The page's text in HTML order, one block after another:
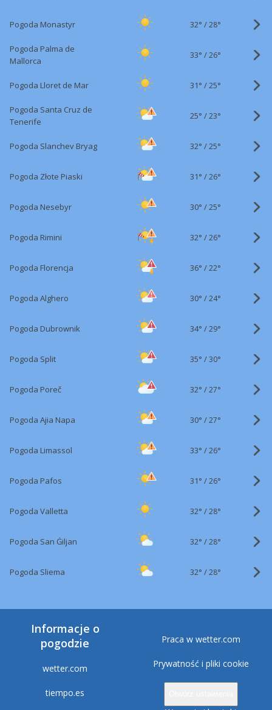
Pogoda Monastyr 32° /28°
Pogoda Palma de
Mallorca
33° /26°
Pogoda Lloret de Mar 31° /25°
Pogoda Santa Cruz de
Tenerife
25° /23°
Pogoda Slanchev Bryag 32° /25°
Pogoda Złote Piaski 31° /26°
Pogoda Nesebyr 30° /25°
Pogoda Rimini 32° /26°
Pogoda Florencja 36° /22°
Pogoda Alghero 30° /24°
Pogoda Dubrownik 34° /29°
Pogoda Split 35° /30°
Pogoda Poreč 32° /27°
Pogoda Ajia Napa 30° /27°
Pogoda Limassol 33° /26°
Pogoda Pafos 31° /26°
Pogoda Valletta 32° /28°
Pogoda San Ġiljan 32° /28°
Pogoda Sliema 32° /28°
Informacje o
pogodzie
wetter.com
tiempo.es
Praca w wetter.com
Prywatność i pliki cookie